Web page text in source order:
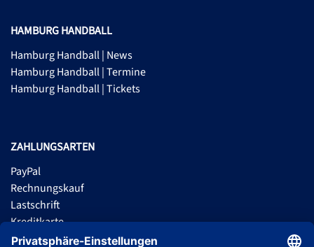
HAMBURG HANDBALL
Hamburg Handball | News
Hamburg Handball | Termine
Hamburg Handball | Tickets
ZAHLUNGSARTEN
PayPal
Rechnungskauf
Lastschrift
Kreditkarte
Apple Pay